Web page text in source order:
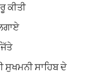
ਕੀਤੀ
ਸੁਖਮਨੀ ਸਾਹਿਬ ਦੇ